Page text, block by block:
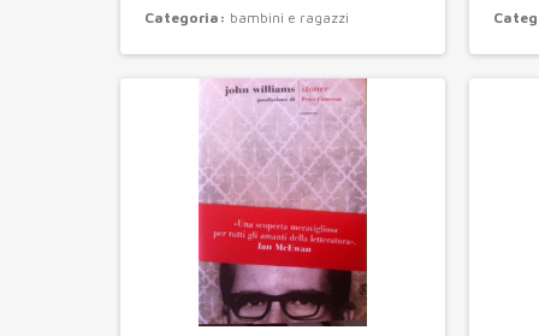
Categoria: bambini e ragazzi